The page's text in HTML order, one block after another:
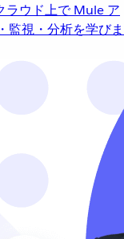
ラウド上で Mule ア
監視・分析を学びま